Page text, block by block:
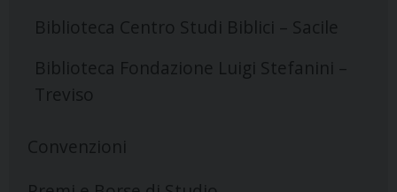
Biblioteca Centro Studi Biblici – Sacile
Biblioteca Fondazione Luigi Stefanini –
Treviso
Convenzioni